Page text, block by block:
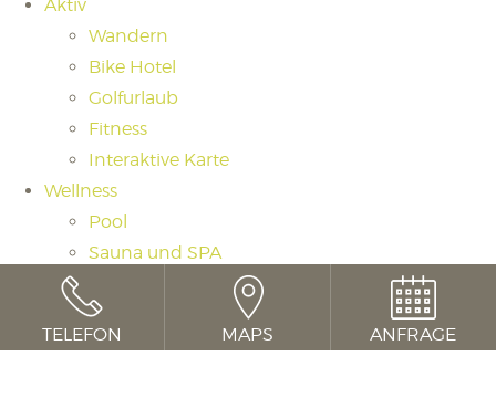
TELEFON MAPS ANFRAGE
Aktiv
Wandern
Bike Hotel
Golfurlaub
Fitness
Interaktive Karte
Wellness
Pool
Sauna und SPA
Massagen und Beauty
Day Spa